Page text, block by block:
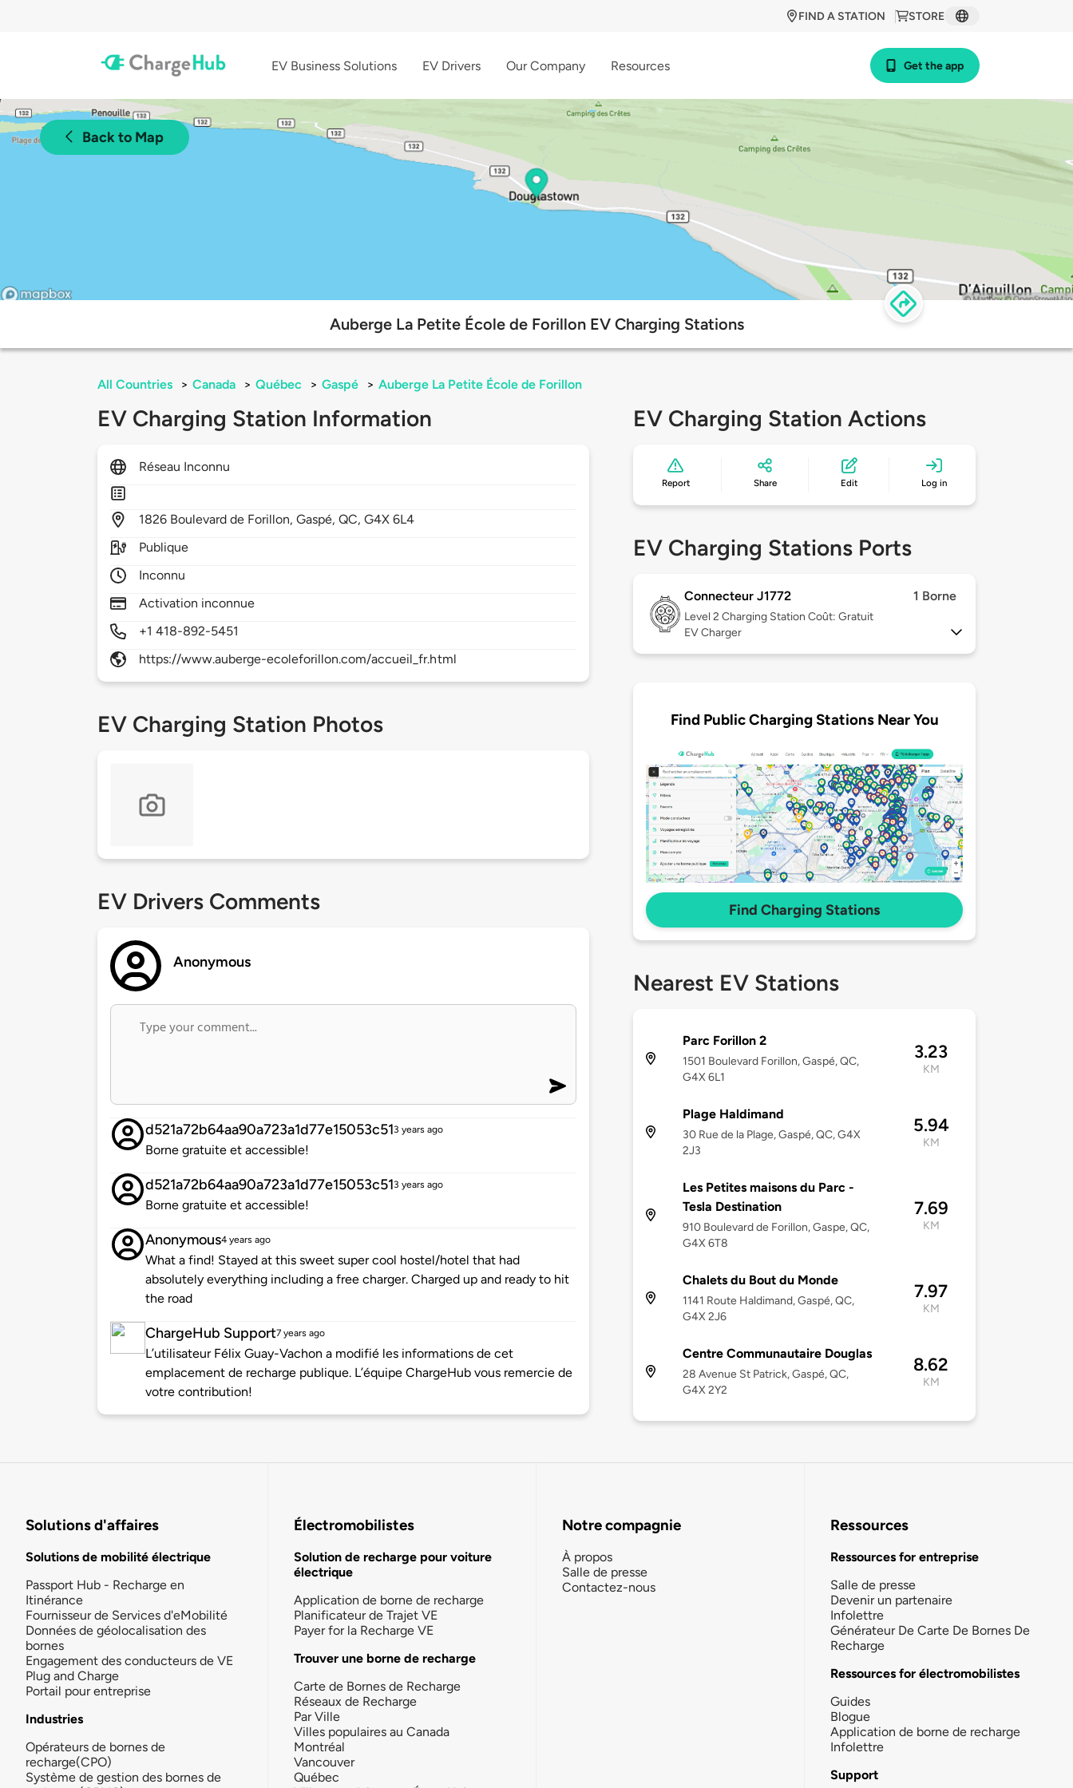
STORE
FIND A STATION
EV Business Solutions EV Drivers Our Company Resources Get the app
Back to Map
Auberge La Petite École de Forillon EV Charging Stations
All Countries > Canada > Québec > Gaspé > Auberge La Petite École de Forillon
EV Charging Station Information
Réseau Inconnu
1826 Boulevard de Forillon,Gaspé,QC,G4X 6L4
Publique
Inconnu
Activation inconnue
+1 418-892-5451
https://www.auberge-ecoleforillon.com/accueil_fr.html
EV Charging Station Photos
EV Drivers Comments
Anonymous
d521a72b64aa90a723a1d77e15053c513 years ago
Borne gratuite et accessible!
d521a72b64aa90a723a1d77e15053c513 years ago
Borne gratuite et accessible!
Anonymous4 years ago
What a find! Stayed at this sweet super cool hostel/hotel that had
absolutely everything including a free charger. Charged up and ready to hit
the road
ChargeHub Support7 years ago
L’utilisateur Félix Guay-Vachon a modifié les informations de cet
emplacement de recharge publique. L’équipe ChargeHub vous remercie de
votre contribution!
EV Charging Station Actions
Report Share Edit Log in
EV Charging Stations Ports
Connecteur J1772 1 Borne
Level 2 Charging Station Coût: Gratuit
EV Charger
Find Public Charging Stations Near You
Find Charging Stations
Nearest EV Stations
Parc Forillon 2
1501 Boulevard Forillon, Gaspé, QC,
G4X 6L1
3.23
KM
Plage Haldimand
30 Rue de la Plage, Gaspé, QC, G4X
2J3
5.94
KM
Les Petites maisons du Parc -
Tesla Destination
910 Boulevard de Forillon, Gaspe, QC,
G4X 6T8
7.69
KM
Chalets du Bout du Monde
1141 Route Haldimand, Gaspé, QC,
G4X 2J6
7.97
KM
Centre Communautaire Douglas
28 Avenue St Patrick, Gaspé, QC,
G4X 2Y2
8.62
KM
Solutions d'affaires
Solutions de mobilité électrique
Passport Hub - Recharge en
Itinérance
Fournisseur de Services d'eMobilité
Données de géolocalisation des
bornes
Engagement des conducteurs de VE
Plug and Charge
Portail pour entreprise
Industries
Opérateurs de bornes de
recharge(CPO)
Système de gestion des bornes de
Électromobilistes
Solution de recharge pour voiture
électrique
Application de borne de recharge
Planificateur de Trajet VE
Payer for la Recharge VE
Trouver une borne de recharge
Carte de Bornes de Recharge
Réseaux de Recharge
Par Ville
Villes populaires au Canada
Montréal
Vancouver
Québec
Notre compagnie
À propos
Salle de presse
Contactez-nous
Ressources
Ressources for entreprise
Salle de presse
Devenir un partenaire
Infolettre
Générateur De Carte De Bornes De
Recharge
Ressources for électromobilistes
Guides
Blogue
Application de borne de recharge
Infolettre
Support